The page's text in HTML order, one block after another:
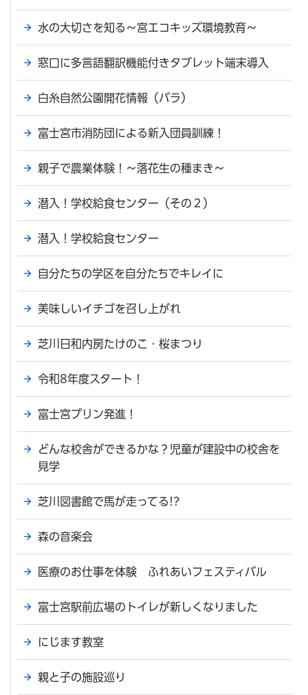
水の大切さを知る～宮エコキッズ環境教育～
窓口に多言語翻訳機能付きタブレット端末導入
白糸自然公園開花情報（バラ）
富士宮市消防団による新入団員訓練！
親子で農業体験！～落花生の種まき～
潜入！学校給食センター（その２）
潜入！学校給食センター
自分たちの学区を自分たちでキレイに
美味しいイチゴを召し上がれ
芝川日和内房たけのこ・桜まつり
令和8年度スタート！
富士宮プリン発進！
どんな校舎ができるかな？児童が建設中の校舎を
見学
芝川図書館で馬が走ってる!?
森の音楽会
医療のお仕事を体験 ふれあいフェスティバル
富士宮駅前広場のトイレが新しくなりました
にじます教室
親と子の施設巡り